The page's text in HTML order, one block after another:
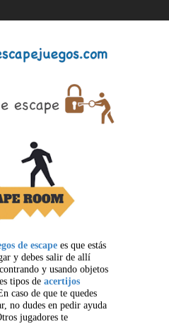
de escape es que estás
y debes salir de allí
y usando objetos
tipos de acertijos
caso de que te quedes
no dudes en pedir ayuda
jugadores te